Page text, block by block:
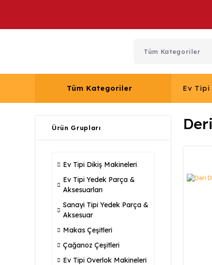
Tüm Kategoriler Ev Tipi
Ürün Grupları
Ev Tipi Dikiş Makineleri
Ev Tipi Yedek Parça &
Aksesuarları
Sanayi Tipi Yedek Parça &
Aksesuar
Makas Çeşitleri
Çağanoz Çeşitleri
Ev Tipi Overlok Makineleri